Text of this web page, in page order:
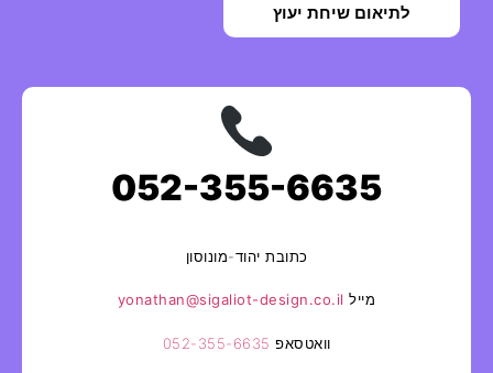
לתיאום שיחת יעוץ
052-355-6635
כתובת יהוד-מונוסון
מייל yonathan@sigaliot-design.co.il
וואטסאפ 052-355-6635